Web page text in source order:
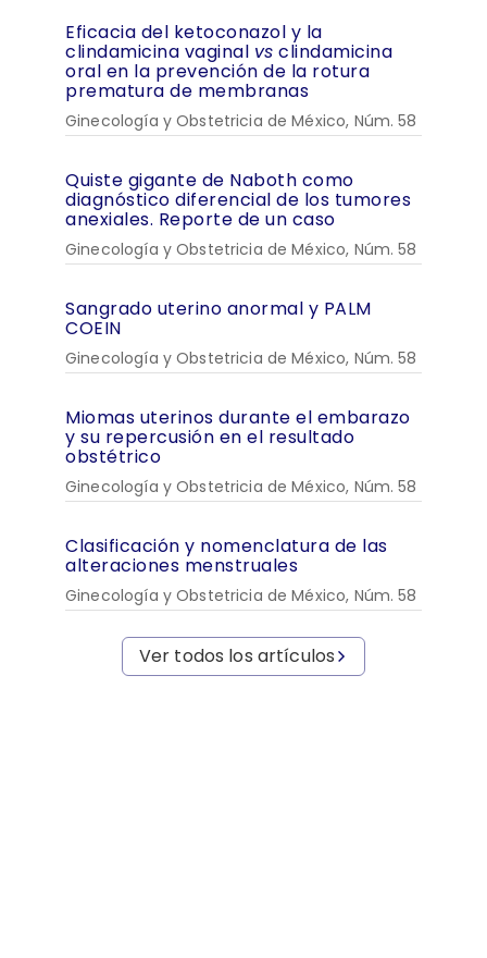
Eficacia del ketoconazol y la
clindamicina vaginal vs clindamicina
oral en la prevención de la rotura
prematura de membranas
Ginecología y Obstetricia de México, Núm. 58
Quiste gigante de Naboth como
diagnóstico diferencial de los tumores
anexiales. Reporte de un caso
Ginecología y Obstetricia de México, Núm. 58
Sangrado uterino anormal y PALM
COEIN
Ginecología y Obstetricia de México, Núm. 58
Miomas uterinos durante el embarazo
y su repercusión en el resultado
obstétrico
Ginecología y Obstetricia de México, Núm. 58
Clasificación y nomenclatura de las
alteraciones menstruales
Ginecología y Obstetricia de México, Núm. 58
Ver todos los artículos